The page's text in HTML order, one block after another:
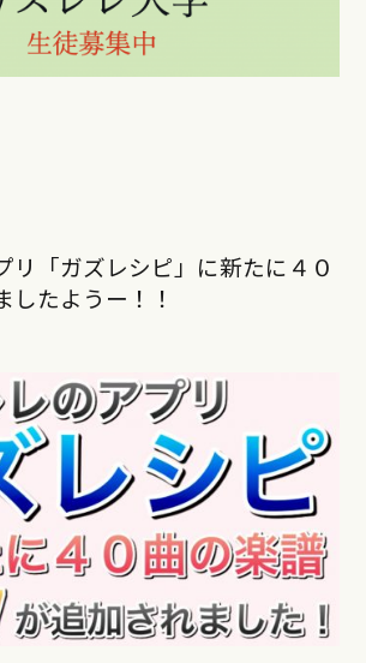
リ「ガズレシピ」に新たに４０
したようー！！